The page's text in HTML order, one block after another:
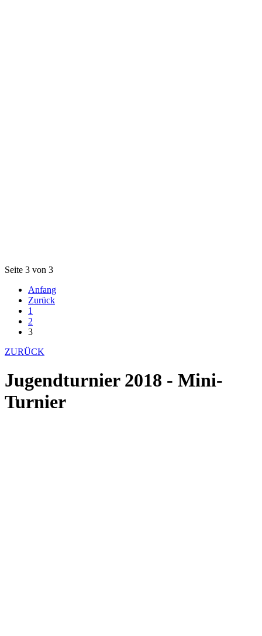
Seite 3 von 3
Anfang
Zurück
1
2
3
ZURÜCK
Jugendturnier 2018 - Mini-
Turnier